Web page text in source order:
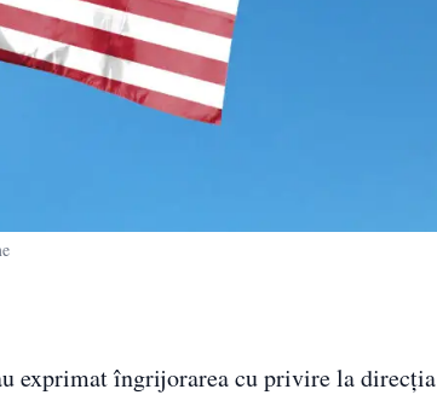
exprimat îngrijorarea cu privire la direcția